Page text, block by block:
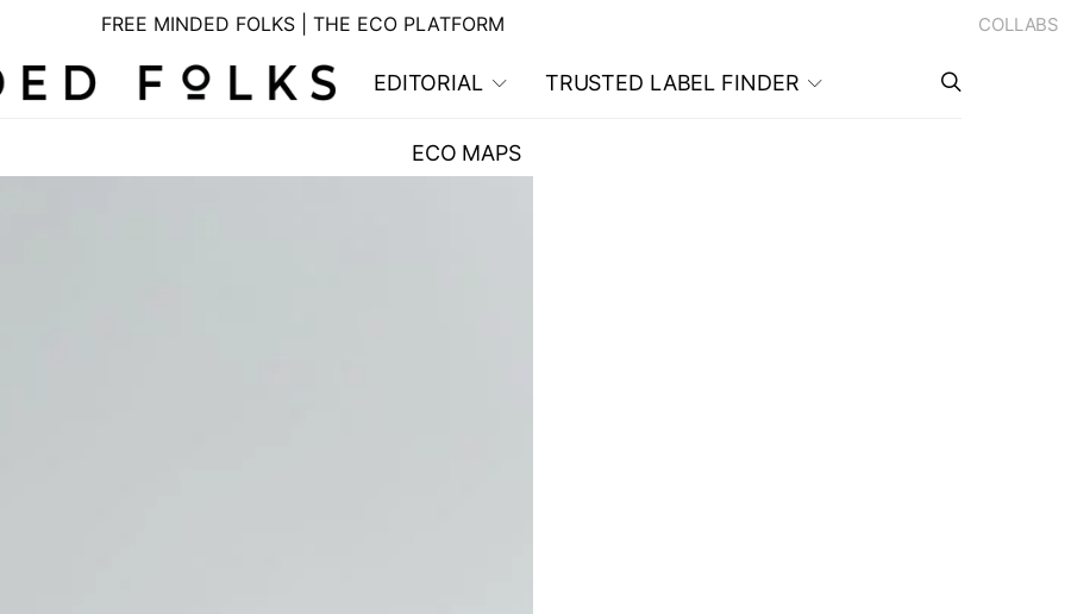
FREE MINDED FOLKS | THE ECO PLATFORM COLLABS
EDITORIAL TRUSTED LABEL FINDER
ECO MAPS